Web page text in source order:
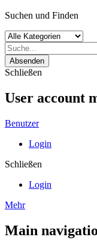
Suchen und Finden
Absenden
Schließen
User account
Benutzer
Login
Schließen
Login
Mehr
Main